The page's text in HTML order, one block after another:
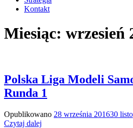
Kontakt
Miesiąc: wrzesień
Polska Liga Modeli
Runda 1
Opublikowano 28 września 201630
Czytaj dalej